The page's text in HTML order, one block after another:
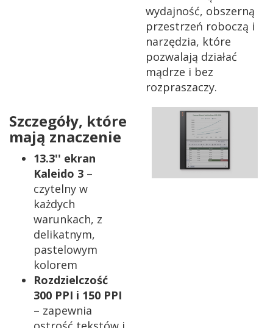
wydajność, obszerną
przestrzeń roboczą i
narzędzia, które
pozwalają działać
mądrze i bez
rozpraszaczy.
Szczegóły, które
mają znaczenie
13.3'' ekran
Kaleido 3 –
czytelny w
każdych
warunkach, z
delikatnym,
pastelowym
kolorem
Rozdzielczość
300 PPI i 150 PPI
– zapewnia